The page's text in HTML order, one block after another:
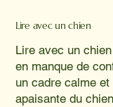
Lire avec un chien
Lire avec un
en manque de
un cadre calme
apaisante du